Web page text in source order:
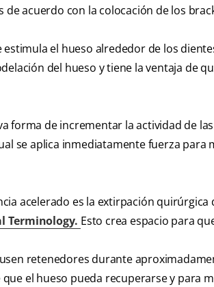
acuerdo con la colocación de los
estimula el hueso alrededor de los
del hueso y tiene la ventaja de
forma de incrementar la actividad de
se aplica inmediatamente fuerza para
acelerado es la extirpación quirúrgica
Terminology. Esto crea espacio para
retenedores durante
el hueso pueda recuperarse y para